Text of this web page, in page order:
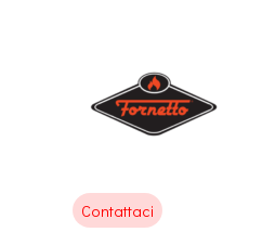
Contattaci